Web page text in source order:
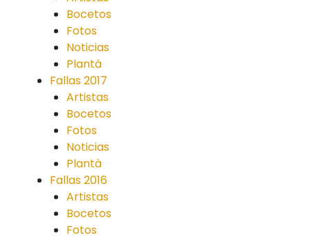
Bocetos
Fotos
Noticias
Plantá
Fallas 2017
Artistas
Bocetos
Fotos
Noticias
Plantà
Fallas 2016
Artistas
Bocetos
Fotos